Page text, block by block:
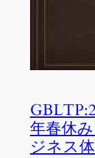
年春休
ジネス